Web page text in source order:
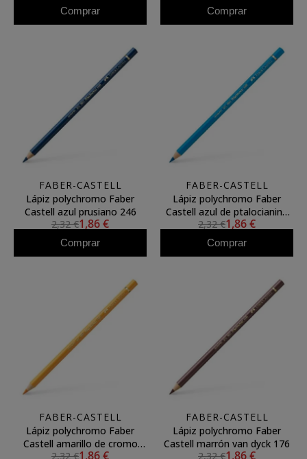
Comprar Comprar
FABER-CASTELL
Lápiz polychromo Faber
Castell azul prusiano 246
2,32 €1,86 €
Comprar
FABER-CASTELL
Lápiz polychromo Faber
Castell azul de ptalocianina
110
2,32 €1,86 €
Comprar
FABER-CASTELL
Lápiz polychromo Faber
Castell amarillo de cromo
2,32 €1,86 €
FABER-CASTELL
Lápiz polychromo Faber
Castell marrón van dyck 176
2,32 €1,86 €